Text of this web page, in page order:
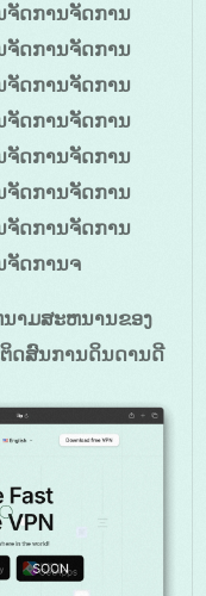
ຈັດການຈັດການ
ດການຈັດການ
ດການຈັດການ
ຈັດການຈັດການ
ດການຈັດການ
ດການຈັດການ
ດການຈັດການ
ຈັດການຈ
ນາມສະຫນານຂອງ
ດສົນການດິນດານດີ